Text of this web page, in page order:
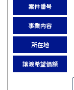
案件番号
事業内容
所在地
譲渡希望価額